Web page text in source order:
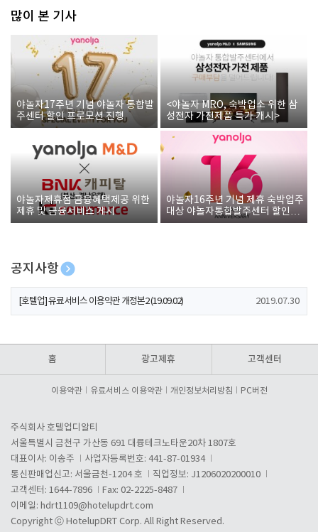
많이 본 기사
야놀자17주년 기념 야놀자 통합발
주센터 할인 프로모션 진행
<야놀자 MRO, 숙박업소 위한 삼
성전자 가전제품 특가 개시>
야놀자제휴점 금융혜택제공 위한
제휴 및 금융서비스 게시
야놀자16주년 기념 제휴 숙박업주
대상 야놀자통합발주센터 할인쿠
폰 증정
공지사항
[호텔업] 개인정보 처리방침 개정본1 (19.09.02)
[호텔업] 유료서비스 이용약관 개정본2 (19.09.02) 2019.07.30
홈 광고제휴 고객센터
이용약관 유료서비스 이용약관 개인정보처리방침 PC버전
주식회사 호텔업디알티
서울특별시 금천구 가산동 691 대륭테크노타운20차 1807호
대표이사: 이송주
사업자등록번호: 441-87-01934
통신판매업신고: 서울금천-1204 호
직업정보: J1206020200010
고객센터: 1644-7896
Fax: 02-2225-8487
이메일: hdrt1109@hotelupdrt.com
Copyright ⓒ HotelupDRT Corp. All Right Reserved.